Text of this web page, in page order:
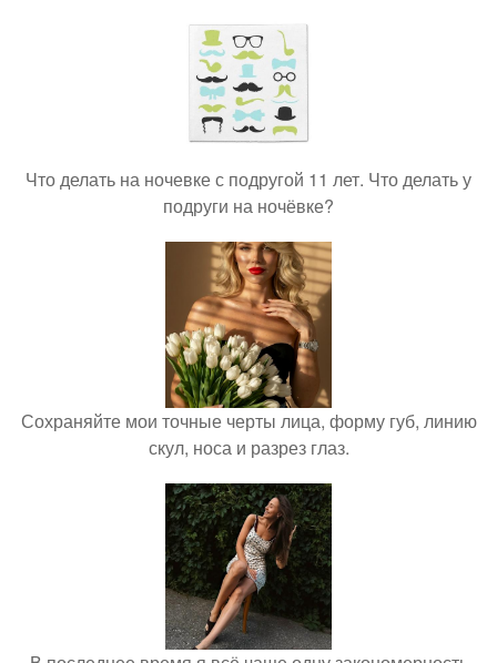
Что делать на ночевке с подругой 11 лет. Что делать у
подруги на ночёвке?
Сохраняйте мои точные черты лица, форму губ, линию
скул, носа и разрез глаз.